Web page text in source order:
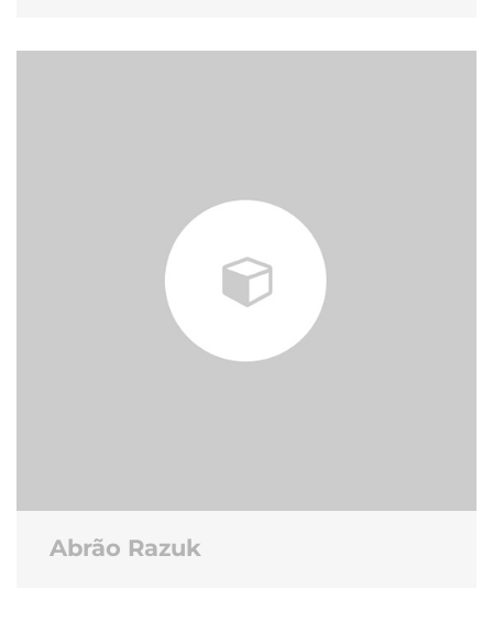
Abrão Razuk